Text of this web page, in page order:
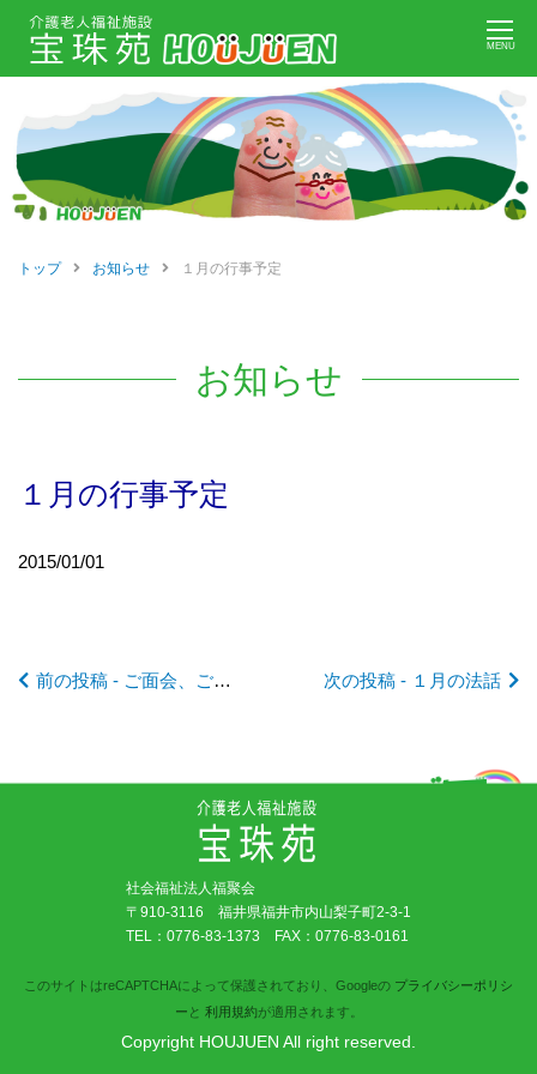
Skip
MENU
トップ お知らせ １月の行事予定
お知らせ
１月の行事予定
2015/01/01
の
記
へ
ク
前の投稿 - ご面会、ご来苑の方へのお願い 次の投稿 - １月の法話
社会福祉法人福聚会
〒910-3116 福井県福井市内山梨子町2-3-1
TEL： 0776-83-1373 FAX：0776-83-0161
このサイトはreCAPTCHAによって保護されており、Googleの プライバシーポリシ
ー と 利用規約が適用されます。
Copyright HOUJUEN All right reserved.